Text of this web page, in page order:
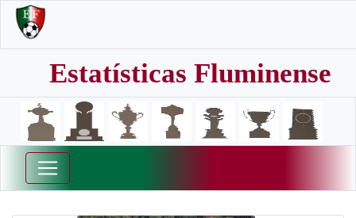
Estatísticas Fluminense